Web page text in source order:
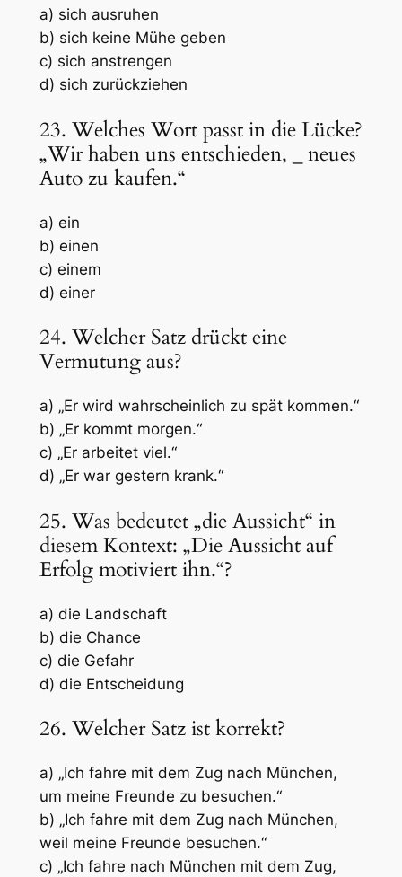
a) sich ausruhen
b) sich keine Mühe geben
c) sich anstrengen
d) sich zurückziehen
23. Welches Wort passt in die Lücke?
„Wir haben uns entschieden,
neues
Auto zu kaufen.“
a) ein
b) einen
c) einem
d) einer
24. Welcher Satz drückt eine
Vermutung aus?
a) „Er wird wahrscheinlich zu spät kommen.“
b) „Er kommt morgen.“
c) „Er arbeitet viel.“
d) „Er war gestern krank.“
25. Was bedeutet „die Aussicht“ in
diesem Kontext: „Die Aussicht auf
Erfolg motiviert ihn.“?
a) die Landschaft
b) die Chance
c) die Gefahr
d) die Entscheidung
26. Welcher Satz ist korrekt?
a) „Ich fahre mit dem Zug nach München,
um meine Freunde zu besuchen.“
b) „Ich fahre mit dem Zug nach München,
weil meine Freunde besuchen.“
c) „Ich fahre nach München mit dem Zug,